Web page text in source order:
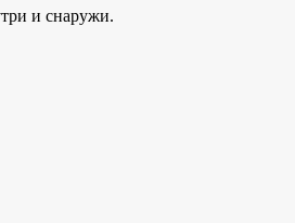
и снаружи.